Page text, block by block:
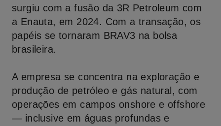
surgiu com a fusão da 3R Petroleum com
a Enauta, em 2024. Com a transação, os
papéis se tornaram BRAV3 na bolsa
brasileira.
A empresa se concentra na exploração e
produção de petróleo e gás natural, com
operações em campos onshore e offshore
— inclusive em águas profundas e